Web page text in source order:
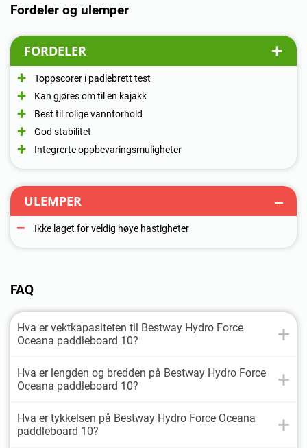
Fordeler og ulemper
FORDELER
Toppscorer i padlebrett test
Kan gjøres om til en kajakk
Best til rolige vannforhold
God stabilitet
Integrerte oppbevaringsmuligheter
ULEMPER
Ikke laget for veldig høye hastigheter
FAQ
Hva er vektkapasiteten til Bestway Hydro Force
Oceana paddleboard 10?
Hva er lengden og bredden på Bestway Hydro Force
Oceana paddleboard 10?
Hva er tykkelsen på Bestway Hydro Force Oceana
paddleboard 10?